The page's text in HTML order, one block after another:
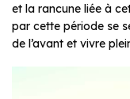
et la rancune liée à
par cette période se
de l’avant et vivre